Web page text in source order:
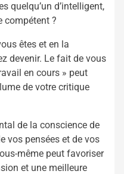
quelqu’un d’intelligent,
compétent ?
êtes et en la
devenir. Le fait de vous
en cours » peut
de votre critique
de la conscience de
vos pensées et de vos
même peut favoriser
et une meilleure